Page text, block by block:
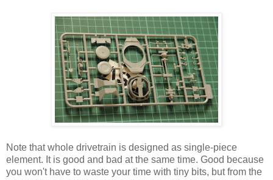
Note that whole drivetrain is designed as single-piece
element. It is good and bad at the same time. Good because
you won't have to waste your time with tiny bits, but from the